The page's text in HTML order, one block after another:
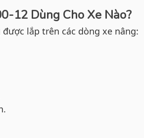
12 Dùng Cho Xe Nào?
lắp trên các dòng xe nâng: